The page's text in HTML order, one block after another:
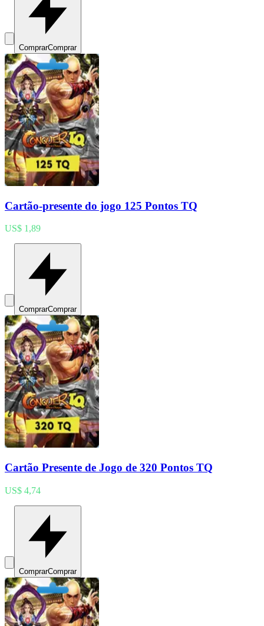
ComprarComprar
Cartão-presente do jogo 125 Pontos TQ
US$ 1,89
ComprarComprar
Cartão Presente de Jogo de 320 Pontos TQ
US$ 4,74
ComprarComprar